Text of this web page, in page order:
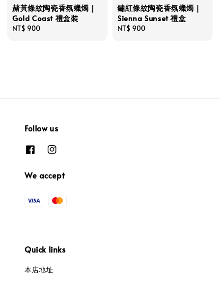
赭黃條紋陶瓷香氛蠟燭｜
Gold Coast 禮盒裝
Regular
NT$ 900
鏽紅條紋陶瓷香氛蠟燭｜
Sienna Sunset 禮盒
Regular
NT$ 900
Follow us
We accept
Quick links
本店地址